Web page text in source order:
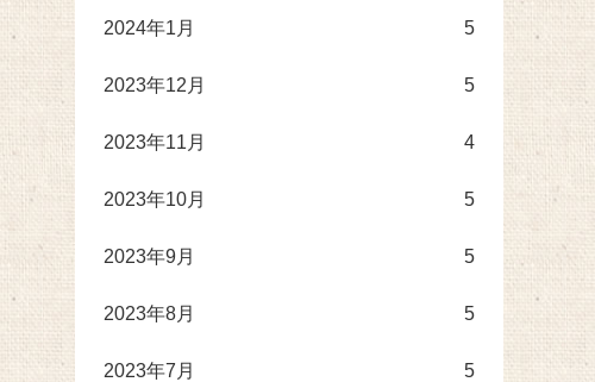
2024年1月 5
2023年12月 5
2023年11月 4
2023年10月 5
2023年9月 5
2023年8月 5
2023年7月 5